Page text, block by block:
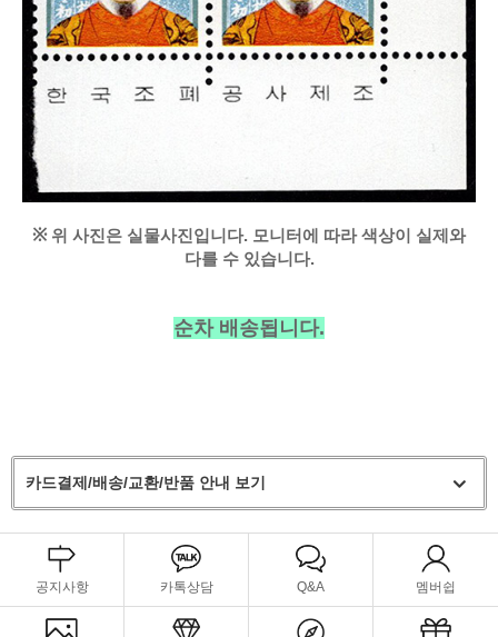
※ 위 사진은 실물사진입니다. 모니터에 따라 색상이 실제와
다를 수 있습니다.
순차 배송됩니다.
카드결제/배송/교환/반품 안내 보기
공지사항 카톡상담 Q&A 멤버쉽